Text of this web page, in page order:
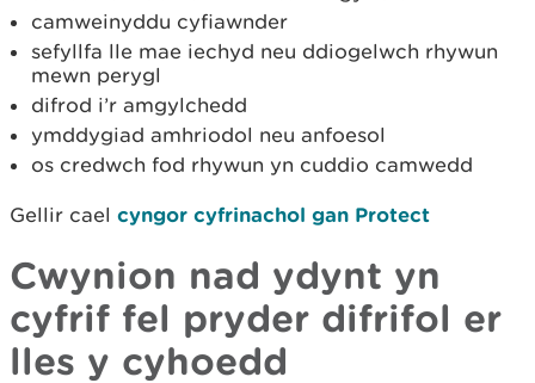
camweinyddu cyfiawnder
sefyllfa lle mae iechyd neu ddiogelwch rhywun
mewn perygl
difrod i’r amgylchedd
ymddygiad amhriodol neu anfoesol
os credwch fod rhywun yn cuddio camwedd
Gellir cael cyngor cyfrinachol gan Protect
Cwynion nad ydynt yn
cyfrif fel pryder difrifol er
lles y cyhoedd